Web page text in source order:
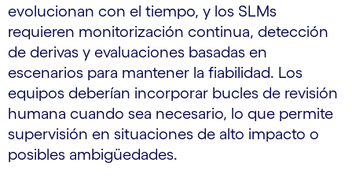
evolucionan con el tiempo, y los SLMs
requieren monitorización continua, detección
de derivas y evaluaciones basadas en
escenarios para mantener la fiabilidad. Los
equipos deberían incorporar bucles de revisión
humana cuando sea necesario, lo que permite
supervisión en situaciones de alto impacto o
posibles ambigüedades.